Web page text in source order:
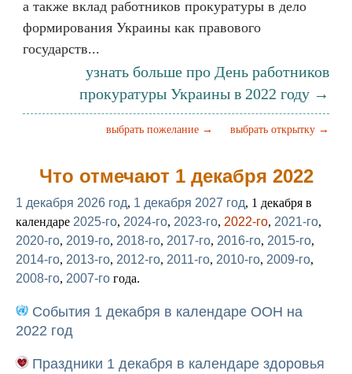
а также вклад работников прокуратуры в дело
формирования Украины как правового
государств...
узнать больше про День работников
прокуратуры Украины в 2022 году →
выбрать открытку →
выбрать пожелание →
Что отмечают 1 декабря 2022
1 декабря 2026 год, 1 декабря 2027 год, 1 декабря в
календаре 2025-го, 2024-го, 2023-го, 2022-го, 2021-го,
2020-го, 2019-го, 2018-го, 2017-го, 2016-го, 2015-го,
2014-го, 2013-го, 2012-го, 2011-го, 2010-го, 2009-го,
2008-го, 2007-го года.
События 1 декабря в календаре ООН на
2022 год
Праздники 1 декабря в календаре здоровья